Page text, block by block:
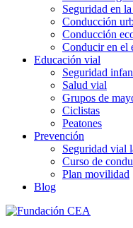
Seguridad en
Conducción
Conducción
Conducir en el
Educación vial
Seguridad
Salud vial
Grupos de
Ciclistas
Peatones
Prevención
Seguridad vial
Curso de
Plan movilidad
Blog